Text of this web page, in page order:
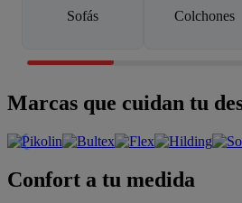
Sofás Colchones
Marcas que cuidan tu
Confort a tu medida